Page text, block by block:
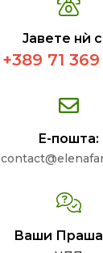
Јавете нѝ
+389 71
Е-пошта:
Ваши